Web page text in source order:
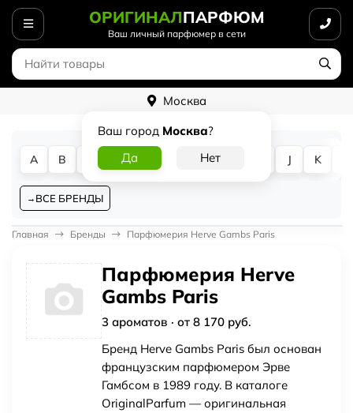
ОРИГИНАЛПАРФЮМ
Ваш личный парфюмер в сети
Москва
Ваш город Москва?
A B D G J K
ВСЕ БРЕНДЫ
Главная Бренды Парфюмерия Herve Gambs Paris
Парфюмерия Herve
Gambs Paris
3 ароматов · от 8 170 руб.
Бренд Herve Gambs Paris был основан
французским парфюмером Эрве
Гамбсом в 1989 году. В каталоге
OriginalParfum — оригинальная